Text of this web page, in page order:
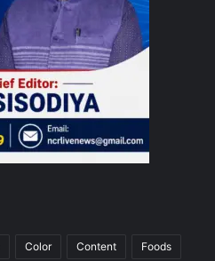
Color Content Foods